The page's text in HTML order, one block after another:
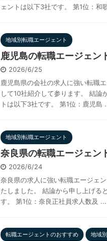
ェントは以下3社です。 第1位：和
地域別転職エージェント
鹿児島の転職エージェン
2026/6/25
鹿児島県の会社の求人に強い転職
して10社紹介して参ります。 結論
トは以下3社です。 第1位：鹿児島
地域別転職エージェント
奈良県の転職エージェン
2026/6/24
奈良県の求人に強い転職エージェ
たしました。 結論から申し上げる
す。 第1位：奈良正社員求人数及 ...
転職エージェントのおすすめ 地域